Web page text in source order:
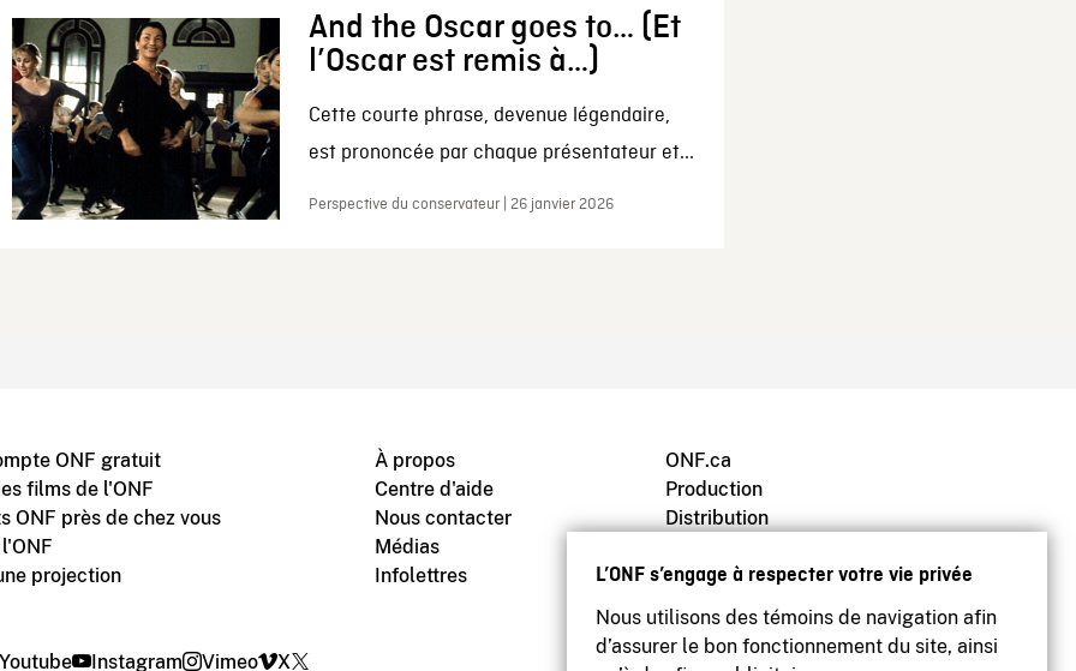
L’ONF s’engage à respecter votre vie privée
Nous utilisons des témoins de navigation afin
d’assurer le bon fonctionnement du site, ainsi
And the Oscar goes to… (Et
l’Oscar est remis à…)
Cette courte phrase, devenue légendaire,
est prononcée par chaque présentateur et...
Perspective du conservateur | 26 janvier 2026
ONF gratuit
films de l'ONF
ONF près de chez vous
projection
À propos
Centre d'aide
Nous contacter
Médias
Infolettres
ONF.ca
Production
Distribution
Archives
Youtube Instagram Vimeo X